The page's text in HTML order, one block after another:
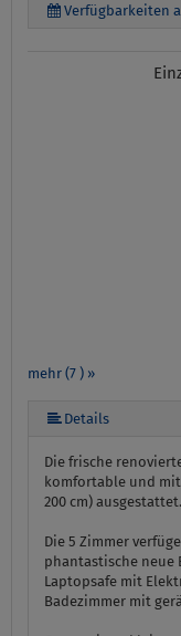
Verfügbarkeiten
mehr (7 ) »
mehr (7 ) »
mehr (7 ) »
mehr (7 ) »
Details
Die frische
komfortable und
200 cm) ausgestattet.
Die 5 Zimmer
phantastische neue
Laptopsafe mit
Badezimmer mit